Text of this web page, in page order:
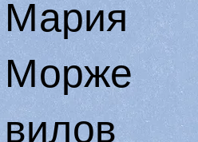
Мария
Морже
вилов